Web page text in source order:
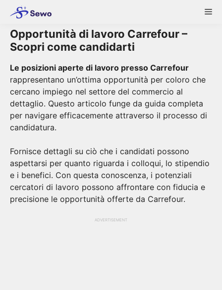
content
Opportunità di lavoro Carrefour –
Scopri come candidarti
Le posizioni aperte di lavoro presso Carrefour
rappresentano un’ottima opportunità per coloro che
cercano impiego nel settore del commercio al
dettaglio. Questo articolo funge da guida completa
per navigare efficacemente attraverso il processo di
candidatura.
Fornisce dettagli su ciò che i candidati possono
aspettarsi per quanto riguarda i colloqui, lo stipendio
e i benefici. Con questa conoscenza, i potenziali
cercatori di lavoro possono affrontare con fiducia e
precisione le opportunità offerte da Carrefour.
ADVERTISEMENT